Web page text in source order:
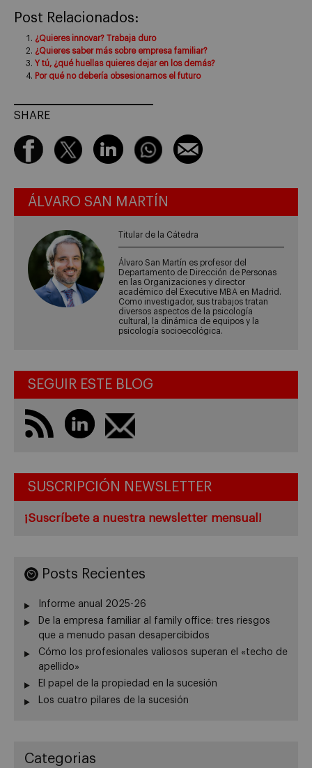
Post Relacionados:
¿Quieres innovar? Trabaja duro
¿Quieres saber más sobre empresa familiar?
Y tú, ¿qué huellas quieres dejar en los demás?
Por qué no debería obsesionarnos el futuro
SHARE
ÁLVARO SAN MARTÍN
Titular de la Cátedra
Álvaro San Martín es profesor del
Departamento de Dirección de Personas
en las Organizaciones y director
académico del Executive MBA en Madrid.
Como investigador, sus trabajos tratan
diversos aspectos de la psicología
cultural, la dinámica de equipos y la
psicología socioecológica.
SEGUIR ESTE BLOG
SUSCRIPCIÓN NEWSLETTER
¡Suscríbete a nuestra newsletter mensual!
Posts Recientes
Informe anual 2025-26
De la empresa familiar al family office: tres riesgos
que a menudo pasan desapercibidos
Cómo los profesionales valiosos superan el «techo de
apellido»
El papel de la propiedad en la sucesión
Los cuatro pilares de la sucesión
Categorias